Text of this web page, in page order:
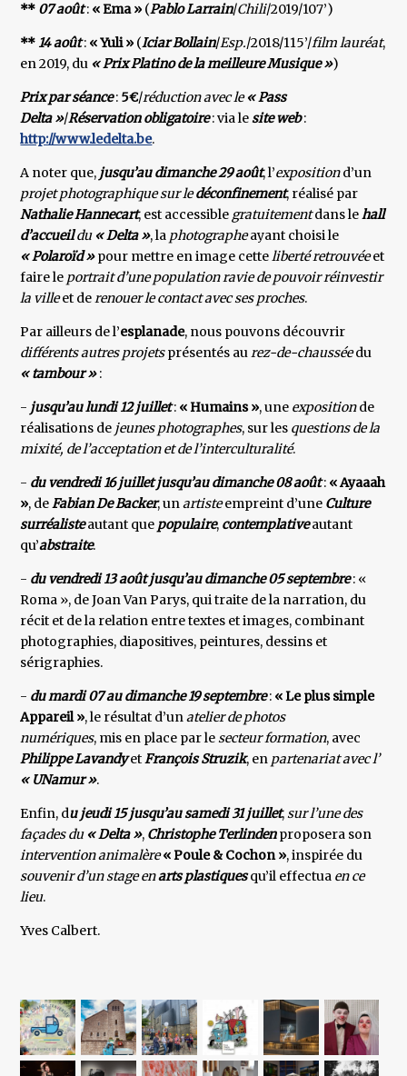
** 07 août: « Ema » (Pablo Larrain/Chili/2019/107’)
** 14 août: « Yuli » (Iciar Bollain/Esp./2018/115’/film lauréat,
en 2019, du « Prix Platino de la meilleure Musique »)
Prix par séance: 5€/réduction avec le« Pass
Delta »/Réservation obligatoire: via lesite web:
http://www.ledelta.be.
A noter que, jusqu’au dimanche 29 août, l’expositiond’un
projet photographique sur ledéconfinement, réalisé par
Nathalie Hannecart, est accessible gratuitementdans lehall
d’accueildu « Delta », la photographeayant choisi le
« Polaroïd »pour mettre en image cetteliberté retrouvéeet
faire le portrait d’une population ravie de pouvoir réinvestir
la villeet derenouer le contact avec ses proches.
Par ailleurs de l’esplanade, nous pouvons découvrir
différents autres projetsprésentés aurez-de-chausséedu
« tambour »:
- jusqu’au lundi 12 juillet: « Humains », une expositionde
réalisations de jeunes photographes, sur les questions de la
mixité, de l’acceptation et de l’interculturalité.
- du vendredi 16 juillet jusqu’au dimanche 08 août: « Ayaaah
», deFabian De Backer, unartisteempreint d’une Culture
surréalisteautant que populaire, contemplativeautant
qu’abstraite.
- du vendredi 13 août jusqu’au dimanche 05 septembre: «
Roma », de Joan Van Parys, qui traite de la narration, du
récit et de la relation entre textes et images, combinant
photographies, diapositives, peintures, dessins et
sérigraphies.
- du mardi 07 au dimanche 19 septembre: « Le plus simple
Appareil », le résultat d’unatelier de photos
numériques, mis en place par lesecteur formation, avec
Philippe LavandyetFrançois Struzik, en partenariat avec l’
« UNamur ».
Enfin, du jeudi 15 jusqu’au samedi 31 juillet,sur l’une des
façades du « Delta », Christophe Terlindenproposera son
intervention animalère« Poule & Cochon », inspirée du
souvenir d’un stage enarts plastiquesqu’il effectua en ce
lieu.
Yves Calbert.